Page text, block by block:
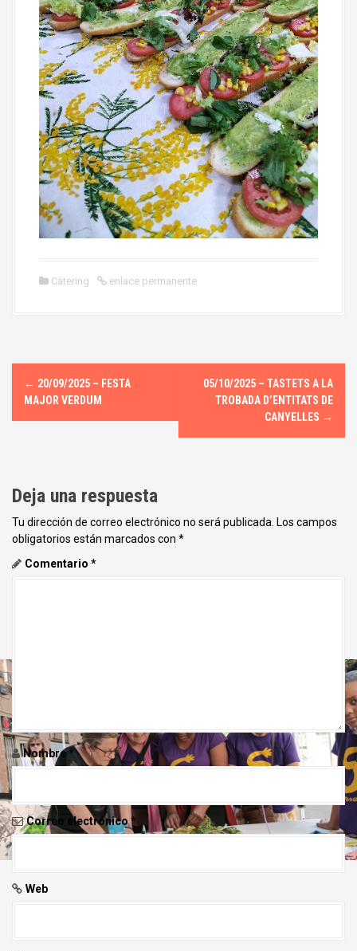
Càtering enlace permanente
N
g
a
c
n
d
e
e
n
t
r
a
← 20/09/2025 – FESTA
MAJOR VERDUM
05/10/2025 – TASTETS A LA
TROBADA D’ENTITATS DE
CANYELLES →
Deja una respuesta
Tu dirección de correo electrónico no será publicada. Los campos
obligatorios están marcados con *
Comentario *
Nombre*
Correo electrónico*
Web